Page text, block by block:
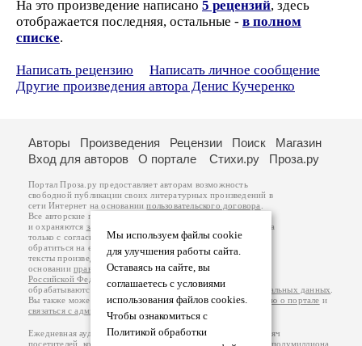
На это произведение написано 5 рецензий, здесь
отображается последняя, остальные - в полном
списке.
Написать рецензию
Написать личное сообщение
Другие произведения автора Денис Кучеренко
Мы используем файлы cookie
для улучшения работы сайта.
Оставаясь на сайте, вы
соглашаетесь с условиями
использования файлов cookies.
Чтобы ознакомиться с
Политикой обработки
Авторы Произведения Рецензии Поиск
Магазин
Вход для авторов
О портале Стихи.ру Проза.ру
Портал Проза.ру предоставляет авторам возможность
свободной публикации своих литературных произведений в
сети Интернет на основаниипользовательского договора
Все авторские права на произведения принадлежат авторам
и охраняются законом
. Перепечатка произведений возможна
только с согласия его автора, к которому вы можете
обратиться на его авторской странице. Ответственность за
тексты произведений авторы несут самостоятельно на
основанииправил публикацииизаконодательства
Российской Федерации
обрабатываются на основанииПолитики обработки персональных данных
Вы также можете посмотреть более подробнуюинформацию о портале и
связаться с администрацией
Ежедневная аудитория портала Проза.ру – порядка 100 тысяч
посетителей, которые в общей сумме просматривают более полумиллиона